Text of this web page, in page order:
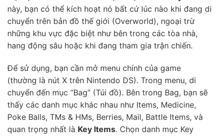
này, bạn có thể kích hoạt nó bất cứ lúc nào khi đang di
chuyển trên bản đồ thế giới (Overworld), ngoại trừ
những khu vực đặc biệt như bên trong các tòa nhà,
hang động sâu hoặc khi đang tham gia trận chiến.
Để sử dụng, bạn cần mở menu chính của game
(thường là nút X trên Nintendo DS). Trong menu, di
chuyển đến mục “Bag” (Túi đồ). Bên trong Bag, bạn sẽ
thấy các danh mục khác nhau như Items, Medicine,
Poke Balls, TMs & HMs, Berries, Mail, Battle Items, và
quan trọng nhất là Key Items. Chọn danh mục Key